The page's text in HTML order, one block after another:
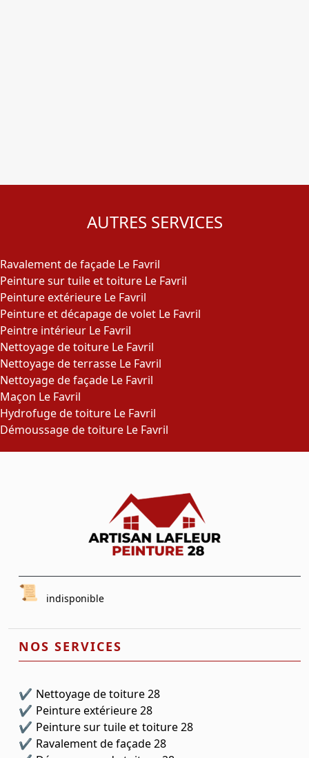
AUTRES SERVICES
Ravalement de façade Le Favril
Peinture sur tuile et toiture Le Favril
Peinture extérieure Le Favril
Peinture et décapage de volet Le Favril
Peintre intérieur Le Favril
Nettoyage de toiture Le Favril
Nettoyage de terrasse Le Favril
Nettoyage de façade Le Favril
Maçon Le Favril
Hydrofuge de toiture Le Favril
Démoussage de toiture Le Favril
indisponible
NOS SERVICES
Nettoyage de toiture 28
Peinture extérieure 28
Peinture sur tuile et toiture 28
Ravalement de façade 28